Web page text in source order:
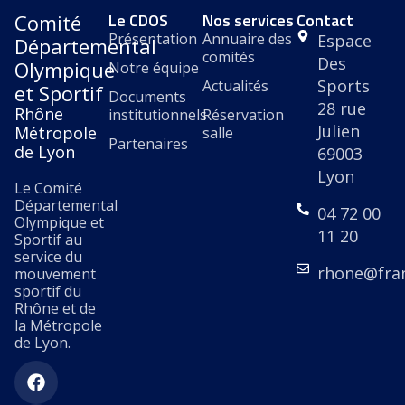
Comité
Départemental
Olympique
et Sportif
Rhône
Métropole
de Lyon
Le Comité
Départemental
Olympique et
Sportif au
service du
mouvement
sportif du
Rhône et de
la Métropole
de Lyon.
Le CDOS
Présentation
Notre équipe
Documents
institutionnels
Partenaires
Nos services
Annuaire des
comités
Actualités
Réservation
salle
Contact
Espace
Des
Sports
28 rue
Julien
69003
Lyon
04 72 00
11 20